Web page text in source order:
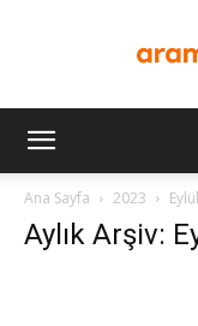
Ana Sayfa 2023 Eylül
Aylık Arşiv: